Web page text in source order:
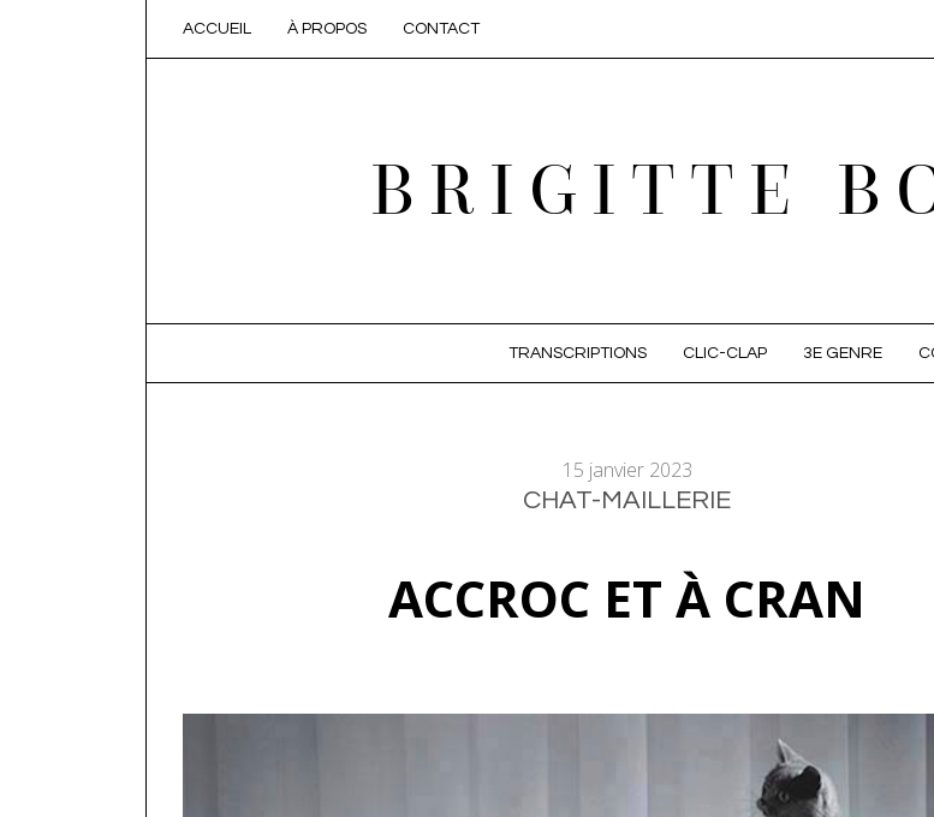
ACCUEIL À PROPOS CONTACT
BRIGITTE
TRANSCRIPTIONS CLIC-CLAP 3E GENRE
15 janvier 2023
CHAT-MAILLERIE
ACCROC ET À CRAN